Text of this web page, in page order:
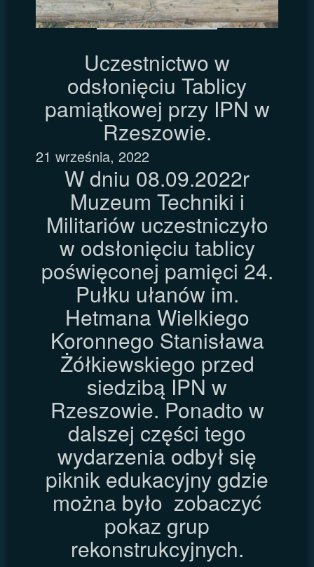
Uczestnictwo w
odsłonięciu Tablicy
pamiątkowej przy IPN w
Rzeszowie.
21 września, 2022
W dniu 08.09.2022r
Muzeum Techniki i
Militariów uczestniczyło
w odsłonięciu tablicy
poświęconej pamięci 24.
Pułku ułanów im.
Hetmana Wielkiego
Koronnego Stanisława
Żółkiewskiego przed
siedzibą IPN w
Rzeszowie. Ponadto w
dalszej części tego
wydarzenia odbył się
piknik edukacyjny gdzie
można było zobaczyć
pokaz grup
rekonstrukcyjnych.